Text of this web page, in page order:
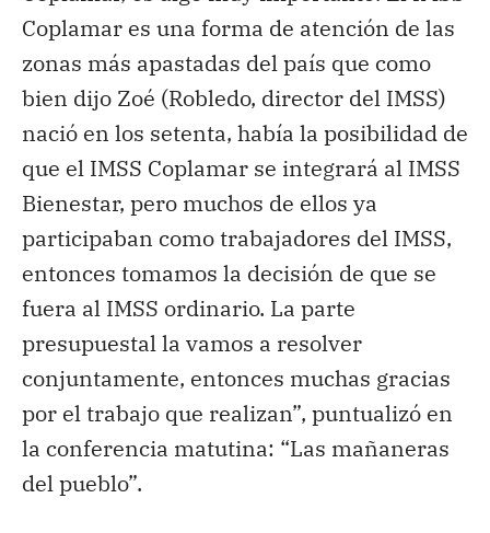
Coplamar es una forma de atención de las
zonas más apastadas del país que como
bien dijo Zoé (Robledo, director del IMSS)
nació en los setenta, había la posibilidad de
que el IMSS Coplamar se integrará al IMSS
Bienestar, pero muchos de ellos ya
participaban como trabajadores del IMSS,
entonces tomamos la decisión de que se
fuera al IMSS ordinario. La parte
presupuestal la vamos a resolver
conjuntamente, entonces muchas gracias
por el trabajo que realizan”, puntualizó en
la conferencia matutina: “Las mañaneras
del pueblo”.